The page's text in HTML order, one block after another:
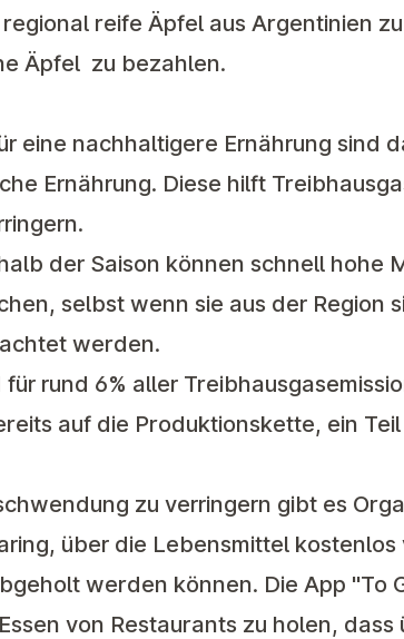
reife Äpfel aus Argentinien
Äpfel zu bezahlen.
eine nachhaltigere Ernährung sind
Ernährung. Diese hilft
der Saison können schnell hohe
selbst wenn sie aus der Region
werden.
rund 6% aller
auf die Produktionskette, ein
zu verringern gibt es
über die Lebensmittel
werden können. Die App "To
von Restaurants zu holen,